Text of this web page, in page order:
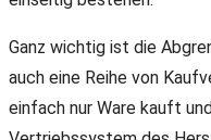
Ganz wichtig ist die
auch eine Reihe von
einfach nur Ware kauft